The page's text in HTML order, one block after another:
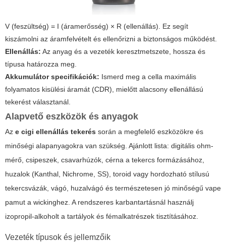
V (feszültség) = I (áramerősség) × R (ellenállás). Ez segít
kiszámolni az áramfelvételt és ellenőrizni a biztonságos működést.
Ellenállás: Az anyag és a vezeték keresztmetszete, hossza és
típusa határozza meg.
Akkumulátor specifikációk: Ismerd meg a cella maximális
folyamatos kisülési áramát (CDR), mielőtt alacsony ellenállású
tekerést választanál.
Alapvető eszközök és anyagok
Az e cigi ellenállás tekerés során a megfelelő eszközökre és
minőségi alapanyagokra van szükség. Ajánlott lista: digitális ohm-
mérő, csipeszek, csavarhúzók, cérna a tekercs formázásához,
huzalok (Kanthal, Nichrome, SS), toroid vagy hordozható stílusú
tekercsvázák, vágó, huzalvágó és természetesen jó minőségű vape
pamut a wickinghez. A rendszeres karbantartásnál használj
izopropil-alkoholt a tartályok és fémalkatrészek tisztításához.
Vezeték típusok és jellemzőik